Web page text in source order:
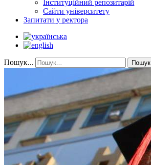
Інституційний репозитарій
Сайти університету
Запитати у ректора
Пошук... Пошук